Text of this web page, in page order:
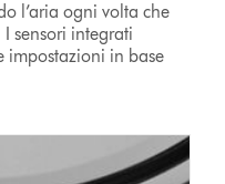
l’aria ogni volta che
sensori integrati
impostazioni in base